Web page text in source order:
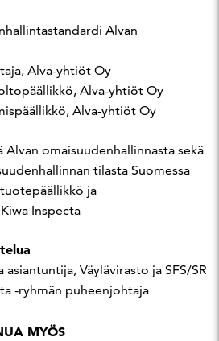
Alvan
Alva-yhtiöt Oy
Alva-yhtiöt Oy
Alva-yhtiöt Oy
omaisuudenhallinnasta sekä
tilasta Suomessa
ja
Inspecta
Väylävirasto ja SFS/SR
-ryhmän puheenjohtaja
MYÖS